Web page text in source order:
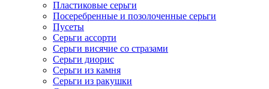
Пластиковые серьги
Посеребренные и позолоченные серьги
Пусеты
Серьги ассорти
Серьги висячие со стразами
Серьги диорис
Серьги из камня
Серьги из ракушки